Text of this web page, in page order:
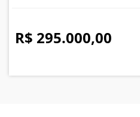
R$ 295.000,00